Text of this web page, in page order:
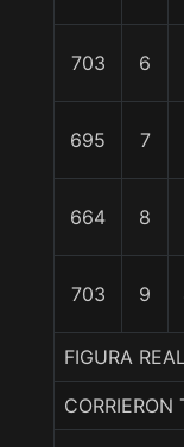
703 6
695 7
664 8
703 9
FIGURA
CORRIERON